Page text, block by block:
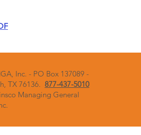
Inc. - PO Box 137089 -
TX 76136. 877-437-5010
Managing General